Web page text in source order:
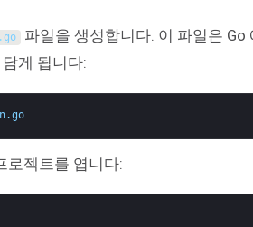
.go 파일을 생성합니다. 이 파일은 Go
게 됩니다:
.go
로젝트를 엽니다: